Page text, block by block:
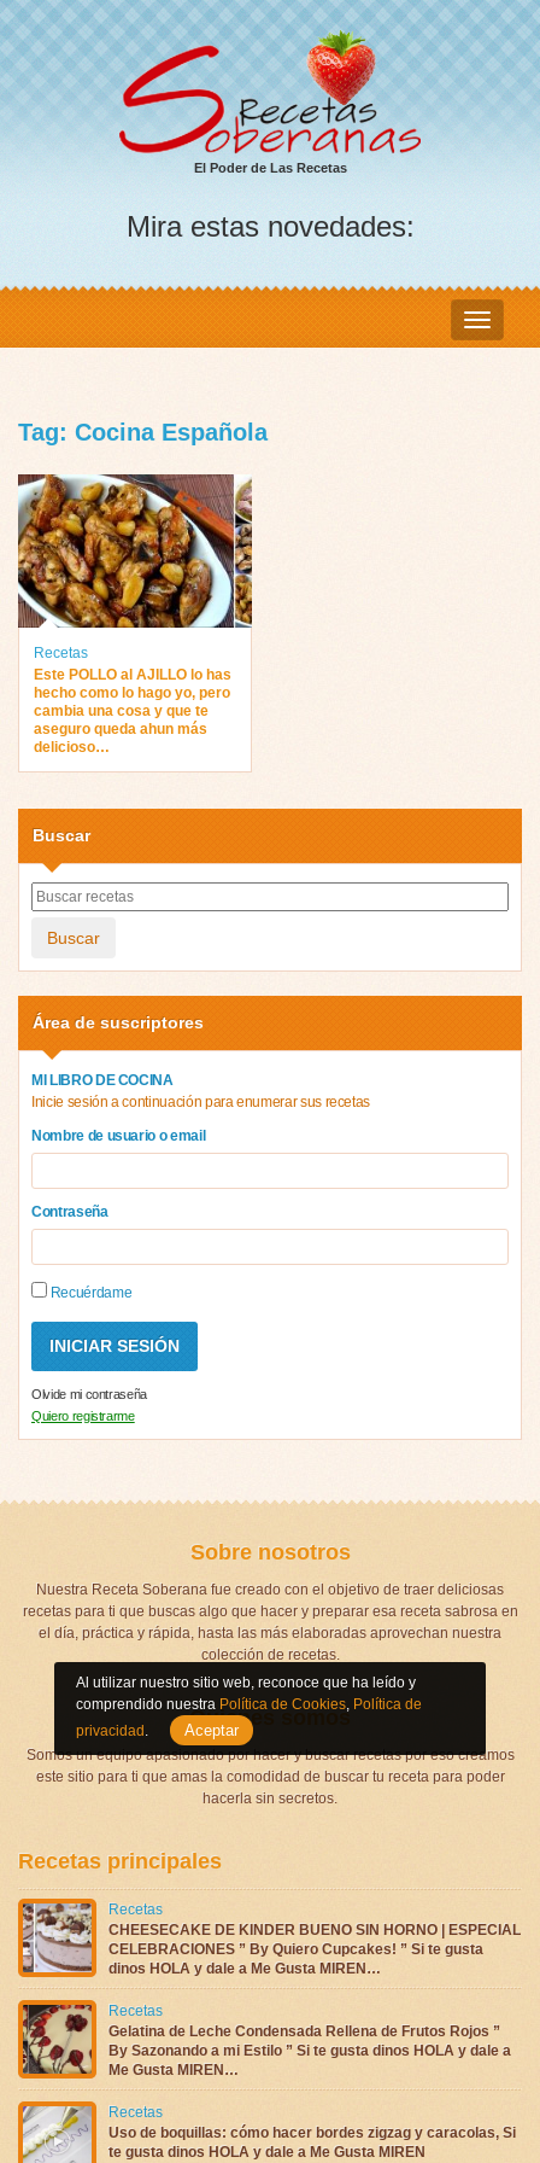
El Poder de Las Recetas
Mira estas novedades:
Tag: Cocina Española
Recetas
Este POLLO al AJILLO lo has
hecho como lo hago yo, pero
cambia una cosa y que te
aseguro queda ahun más
delicioso…
Buscar
Buscar
Área de suscriptores
MI LIBRO DE COCINA
Inicie sesión a continuación para enumerar sus recetas
Nombre de usuario o email
Contraseña
Recuérdame
Olvide mi contraseña
Quiero registrarme
Sobre nosotros
Nuestra Receta Soberana fue creado con el objetivo de traer deliciosas
recetas para ti que buscas algo que hacer y preparar esa receta sabrosa en
el día, práctica y rápida, hasta las más elaboradas aprovechan nuestra
colección de recetas.
Quienes somos
Somos un equipo apasionado por hacer y buscar recetas por eso creamos
este sitio para ti que amas la comodidad de buscar tu receta para poder
hacerla sin secretos.
Recetas principales
Recetas
CHEESECAKE DE KINDER BUENO SIN HORNO | ESPECIAL
CELEBRACIONES ” By Quiero Cupcakes! ” Si te gusta
dinos HOLA y dale a Me Gusta MIREN…
Recetas
Gelatina de Leche Condensada Rellena de Frutos Rojos ”
By Sazonando a mi Estilo ” Si te gusta dinos HOLA y dale a
Me Gusta MIREN…
Recetas
Uso de boquillas: cómo hacer bordes zigzag y caracolas, Si
te gusta dinos HOLA y dale a Me Gusta MIREN
Al utilizar nuestro sitio web, reconoce que ha leído y
comprendido nuestra Política de Cookies, Política de
privacidad . Aceptar